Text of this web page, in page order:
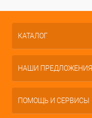
КАТАЛОГ
НАШИ ПРЕДЛОЖЕНИЯ
ПОМОЩЬ И СЕРВИСЫ